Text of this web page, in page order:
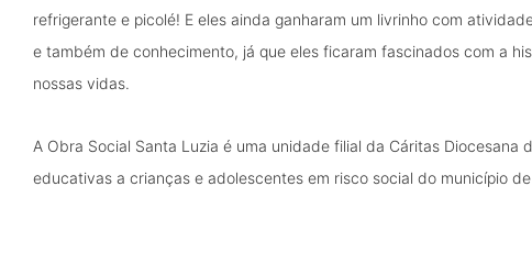
refrigerante e picolé! E eles ainda ganharam um livrinho com
e também de conhecimento, já que eles ficaram fascinados com a
nossas vidas.
A Obra Social Santa Luzia é uma unidade filial da Cáritas
educativas a crianças e adolescentes em risco social do município de